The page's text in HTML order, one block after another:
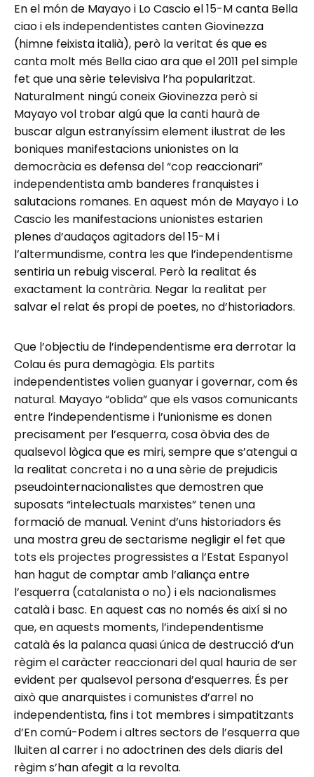
En el món de Mayayo i Lo Cascio el 15-M canta Bella
ciao i els independentistes canten Giovinezza
(himne feixista italià), però la veritat és que es
canta molt més Bella ciao ara que el 2011 pel simple
fet que una sèrie televisiva l’ha popularitzat.
Naturalment ningú coneix Giovinezza però si
Mayayo vol trobar algú que la canti haurà de
buscar algun estranyíssim element ilustrat de les
boniques manifestacions unionistes on la
democràcia es defensa del “cop reaccionari”
independentista amb banderes franquistes i
salutacions romanes. En aquest món de Mayayo i Lo
Cascio les manifestacions unionistes estarien
plenes d’audaços agitadors del 15-M i
l’altermundisme, contra les que l’independentisme
sentiria un rebuig visceral. Però la realitat és
exactament la contrària. Negar la realitat per
salvar el relat és propi de poetes, no d’historiadors.
Que l’objectiu de l’independentisme era derrotar la
Colau és pura demagògia. Els partits
independentistes volien guanyar i governar, com és
natural. Mayayo “oblida” que els vasos comunicants
entre l’independentisme i l’unionisme es donen
precisament per l’esquerra, cosa òbvia des de
qualsevol lògica que es miri, sempre que s’atengui a
la realitat concreta i no a una sèrie de prejudicis
pseudointernacionalistes que demostren que
suposats “intelectuals marxistes” tenen una
formació de manual. Venint d’uns historiadors és
una mostra greu de sectarisme negligir el fet que
tots els projectes progressistes a l’Estat Espanyol
han hagut de comptar amb l’aliança entre
l’esquerra (catalanista o no) i els nacionalismes
català i basc. En aquest cas no només és així si no
que, en aquests moments, l’independentisme
català és la palanca quasi única de destrucció d’un
règim el caràcter reaccionari del qual hauria de ser
evident per qualsevol persona d’esquerres. És per
això que anarquistes i comunistes d’arrel no
independentista, fins i tot membres i simpatitzants
d’En comú-Podem i altres sectors de l’esquerra que
lluiten al carrer i no adoctrinen des dels diaris del
règim s’han afegit a la revolta.